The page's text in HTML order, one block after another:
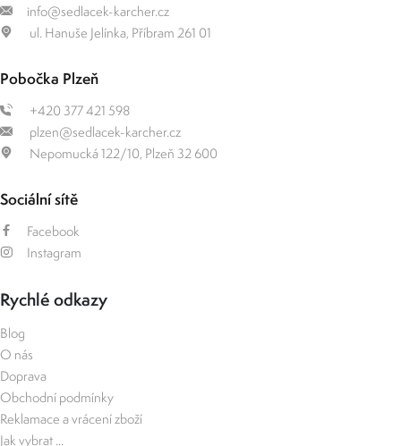
info@sedlacek-karcher.cz
ul. Hanuše Jelínka, Příbram 261 01
Pobočka Plzeň
+420 377 421 598
plzen@sedlacek-karcher.cz
Nepomucká 122/10, Plzeň 32 600
Sociální sítě
Facebook
Instagram
Rychlé odkazy
Blog
O nás
Doprava
Obchodní podmínky
Reklamace a vrácení zboží
Jak vybrat ...